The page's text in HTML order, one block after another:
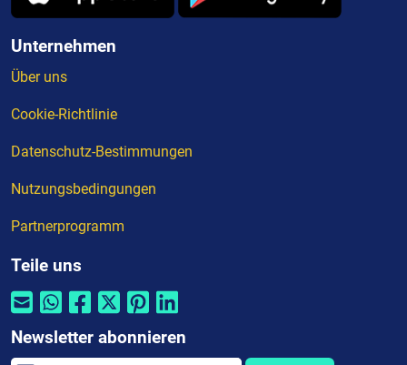
Unternehmen
Über uns
Cookie-Richtlinie
Datenschutz-Bestimmungen
Nutzungsbedingungen
Partnerprogramm
Teile uns
Newsletter abonnieren